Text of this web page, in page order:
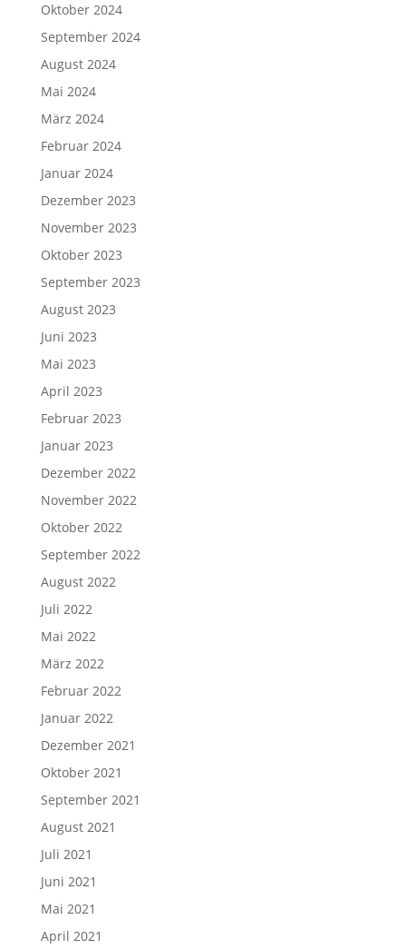
Oktober 2024
September 2024
August 2024
Mai 2024
März 2024
Februar 2024
Januar 2024
Dezember 2023
November 2023
Oktober 2023
September 2023
August 2023
Juni 2023
Mai 2023
April 2023
Februar 2023
Januar 2023
Dezember 2022
November 2022
Oktober 2022
September 2022
August 2022
Juli 2022
Mai 2022
März 2022
Februar 2022
Januar 2022
Dezember 2021
Oktober 2021
September 2021
August 2021
Juli 2021
Juni 2021
Mai 2021
April 2021